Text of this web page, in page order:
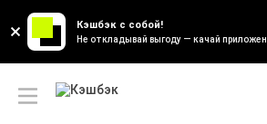
Кэшбэк с собой!
Не откладывай выгоду — качай